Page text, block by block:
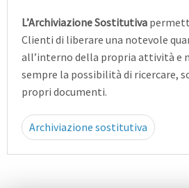
L’Archiviazione Sostitutiva
Clienti di liberare una notevole
all’interno della propria attività e
sempre la possibilità di ricercare,
propri documenti.
Archiviazione sostitutiva